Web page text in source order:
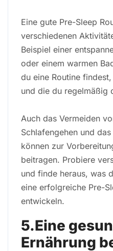
Eine gute Pre-Sleep
verschiedenen
Beispiel einer
oder einem warmen
du eine Routine
und die du regelmäßig
Auch das Vermeiden
Schlafengehen und
können zur
beitragen. Probiere
und finde heraus, was
eine erfolgreiche Pre-
entwickeln.
5.Eine
Ernährung